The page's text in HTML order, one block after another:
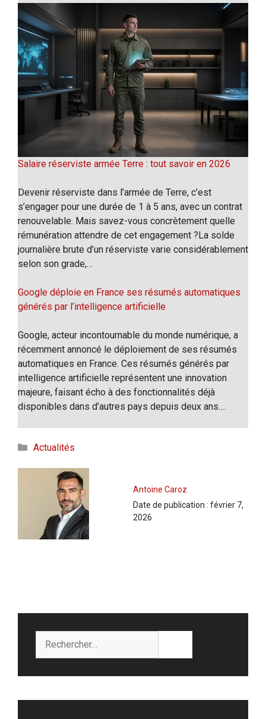
Salaire réserviste armée Terre : tout savoir en 2026
Devenir réserviste dans l’armée de Terre, c’est
s’engager pour une durée de 1 à 5 ans, avec un contrat
renouvelable. Mais savez-vous concrètement quelle
rémunération attendre de cet engagement ?La solde
journalière brute d’un réserviste varie considérablement
selon son grade,…
Google déploie en France ses résumés automatiques
générés par l’intelligence artificielle
Google, acteur incontournable du monde numérique, a
récemment annoncé le déploiement de ses résumés
automatiques en France. Ces résumés générés par
intelligence artificielle représentent une innovation
majeure, faisant écho à des fonctionnalités déjà
disponibles dans d’autres pays depuis deux ans.…
Catégories
Actualités
Antoine Caroz
Date de publication : février 7,
2026